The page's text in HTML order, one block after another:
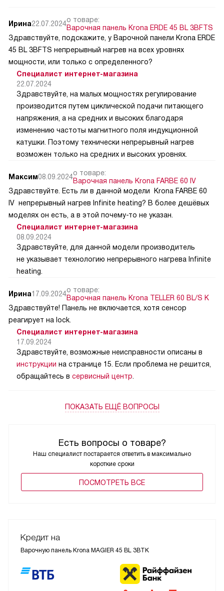
Есть вопросы о товаре?
Наш специалист постарается ответить в максимально
короткие сроки
ПОCМОТРЕТЬ ВСЕ
Ирина22.07.2024о товаре:
Варочная панель Krona ERDE 45 BL 3BFTS
Здравствуйте, подскажите, у Варочной панели Krona ERDE
45 BL 3BFTS непрерывный нагрев на всех уровнях
мощности, или только с определенного?
Специалист интернет-магазина
22.07.2024
Здравствуйте, на малых мощностях регулирование
производится путем циклической подачи питающего
напряжения, а на средних и высоких благодаря
изменению частоты магнитного поля индукционной
катушки. Поэтому технически непрерывный нагрев
возможен только на средних и высоких уровнях.
Максим08.09.2024о товаре:
Варочная панель Krona FARBE 60 IV
Здравствуйте. Есть ли в данной модели Krona FARBE 60
IV непрерывный нагрев Infinite heating? В более дешёвых
моделях он есть, а в этой почему-то не указан.
Специалист интернет-магазина
08.09.2024
Здравствуйте, для данной модели производитель
не указывает технологию непрерывного нагрева Infinite
heating.
Ирина17.09.2024о товаре:
Варочная панель Krona TELLER 60 BL/S K
Здравствуйте! Панель не включается, хотя сенсор
реагирует на lock.
Специалист интернет-магазина
17.09.2024
Здравствуйте, возможные неисправности описаны в
инструкции на странице 15. Если проблема не решится,
обращайтесь в сервисный центр
ПОКАЗАТЬ ЕЩЁ ВОПРОСЫ
Кредит на
Варочную панель Krona MAGIER 45 BL 3BTK